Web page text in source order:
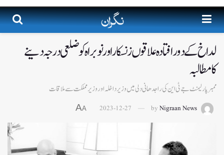
لداخ کے دورافتادہ علاقوں زنسکار اور نوبراہ کو ضلعی درجہ دینے
کامطالبہ
ممبر پارلیمنٹ جے ٹی این کی راجدھانی دلی میں وزیر داخلہ اور وزیر مملکت سے ملاقات
by Nigraan News
2023-12-27
A
A